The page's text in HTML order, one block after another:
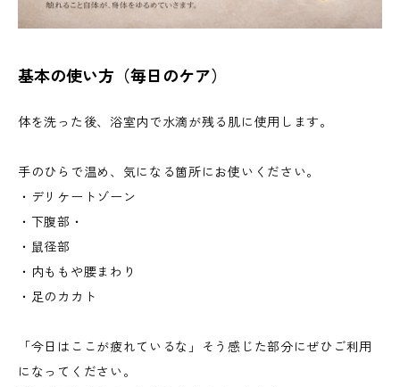
基本の使い方（毎日のケア）
体を洗った後、浴室内で水滴が残る肌に使用します。
手のひらで温め、気になる箇所にお使いください。
・デリケートゾーン
・下腹部・
・鼠径部
・内ももや腰まわり
・足のカカト
「今日はここが疲れているな」そう感じた部分にぜひご利用
になってください。